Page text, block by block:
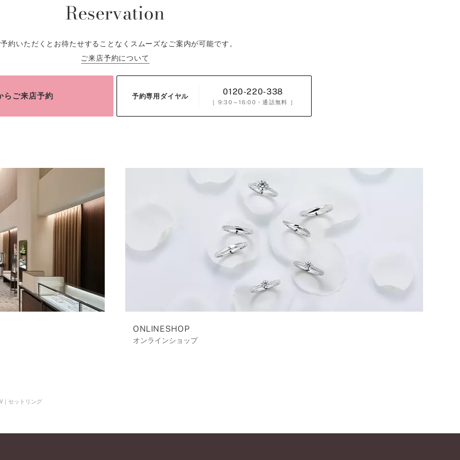
Reservation
約いただくとお待たせすることなくスムーズなご案内が可能です。
ご来店予約について
らご来店予約 予約専用ダイヤル 0120-220-338
［ 9:30～16:00 ・通話無料 ］
ONLINESHOP
オンラインショップ
｜セットリング